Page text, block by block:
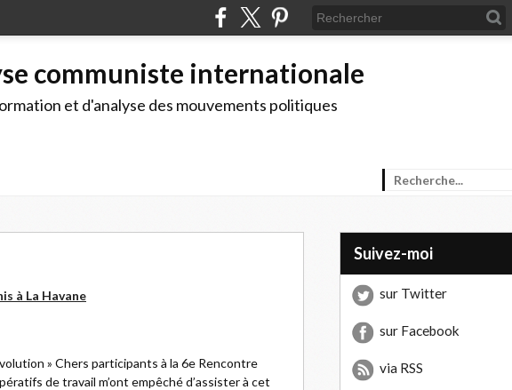
communiste internationale
et d'analyse des mouvements politiques
à La Havane
» Chers participants à la 6e Rencontre
de travail m’ont empêché d’assister à cet
Suivez-moi
sur Twitter
sur Facebook
via RSS